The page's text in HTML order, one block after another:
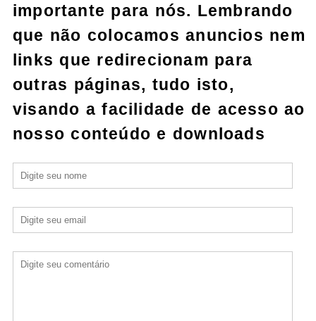
importante para nós. Lembrando
que não colocamos anuncios nem
links que redirecionam para
outras páginas, tudo isto,
visando a facilidade de acesso ao
nosso conteúdo e downloads